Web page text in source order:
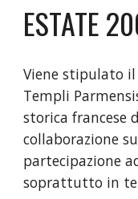
ESTATE
Viene stipulato
Templi
storica francese
collaborazione
partecipazione
soprattutto in